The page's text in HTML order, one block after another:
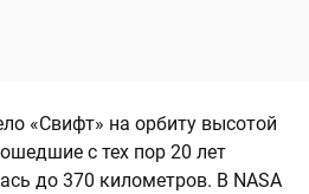
«Свифт» на орбиту высотой
с тех пор 20 лет
до 370 километров. В NASA